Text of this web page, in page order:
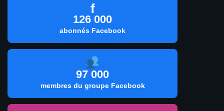
f
126 000
abonnés Facebook
97 000
membres du groupe Facebook